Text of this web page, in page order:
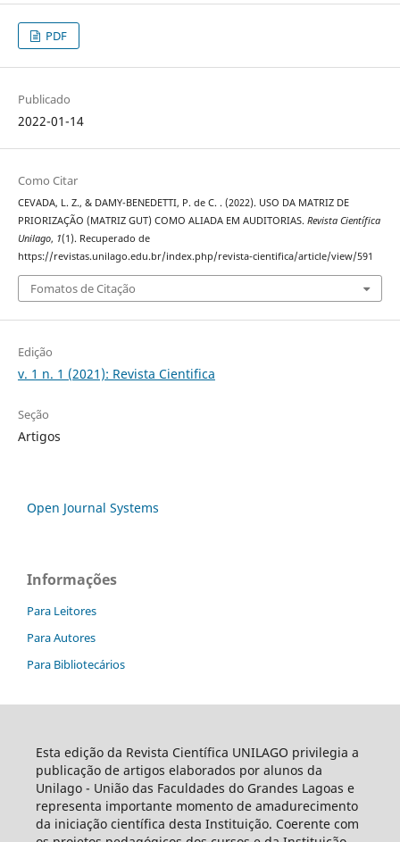
PDF
Publicado
2022-01-14
Como Citar
CEVADA, L. Z., & DAMY-BENEDETTI, P. de C. . (2022). USO DA MATRIZ DE
PRIORIZAÇÃO (MATRIZ GUT) COMO ALIADA EM AUDITORIAS. Revista Científica
Unilago, 1(1). Recuperado de
https://revistas.unilago.edu.br/index.php/revista-cientifica/article/view/591
Fomatos de Citação
Edição
v. 1 n. 1 (2021): Revista Cientifica
Seção
Artigos
Open Journal Systems
Informações
Para Leitores
Para Autores
Para Bibliotecários
Esta edição da Revista Científica UNILAGO privilegia a
publicação de artigos elaborados por alunos da
Unilago - União das Faculdades do Grandes Lagoas e
representa importante momento de amadurecimento
da iniciação científica desta Instituição. Coerente com